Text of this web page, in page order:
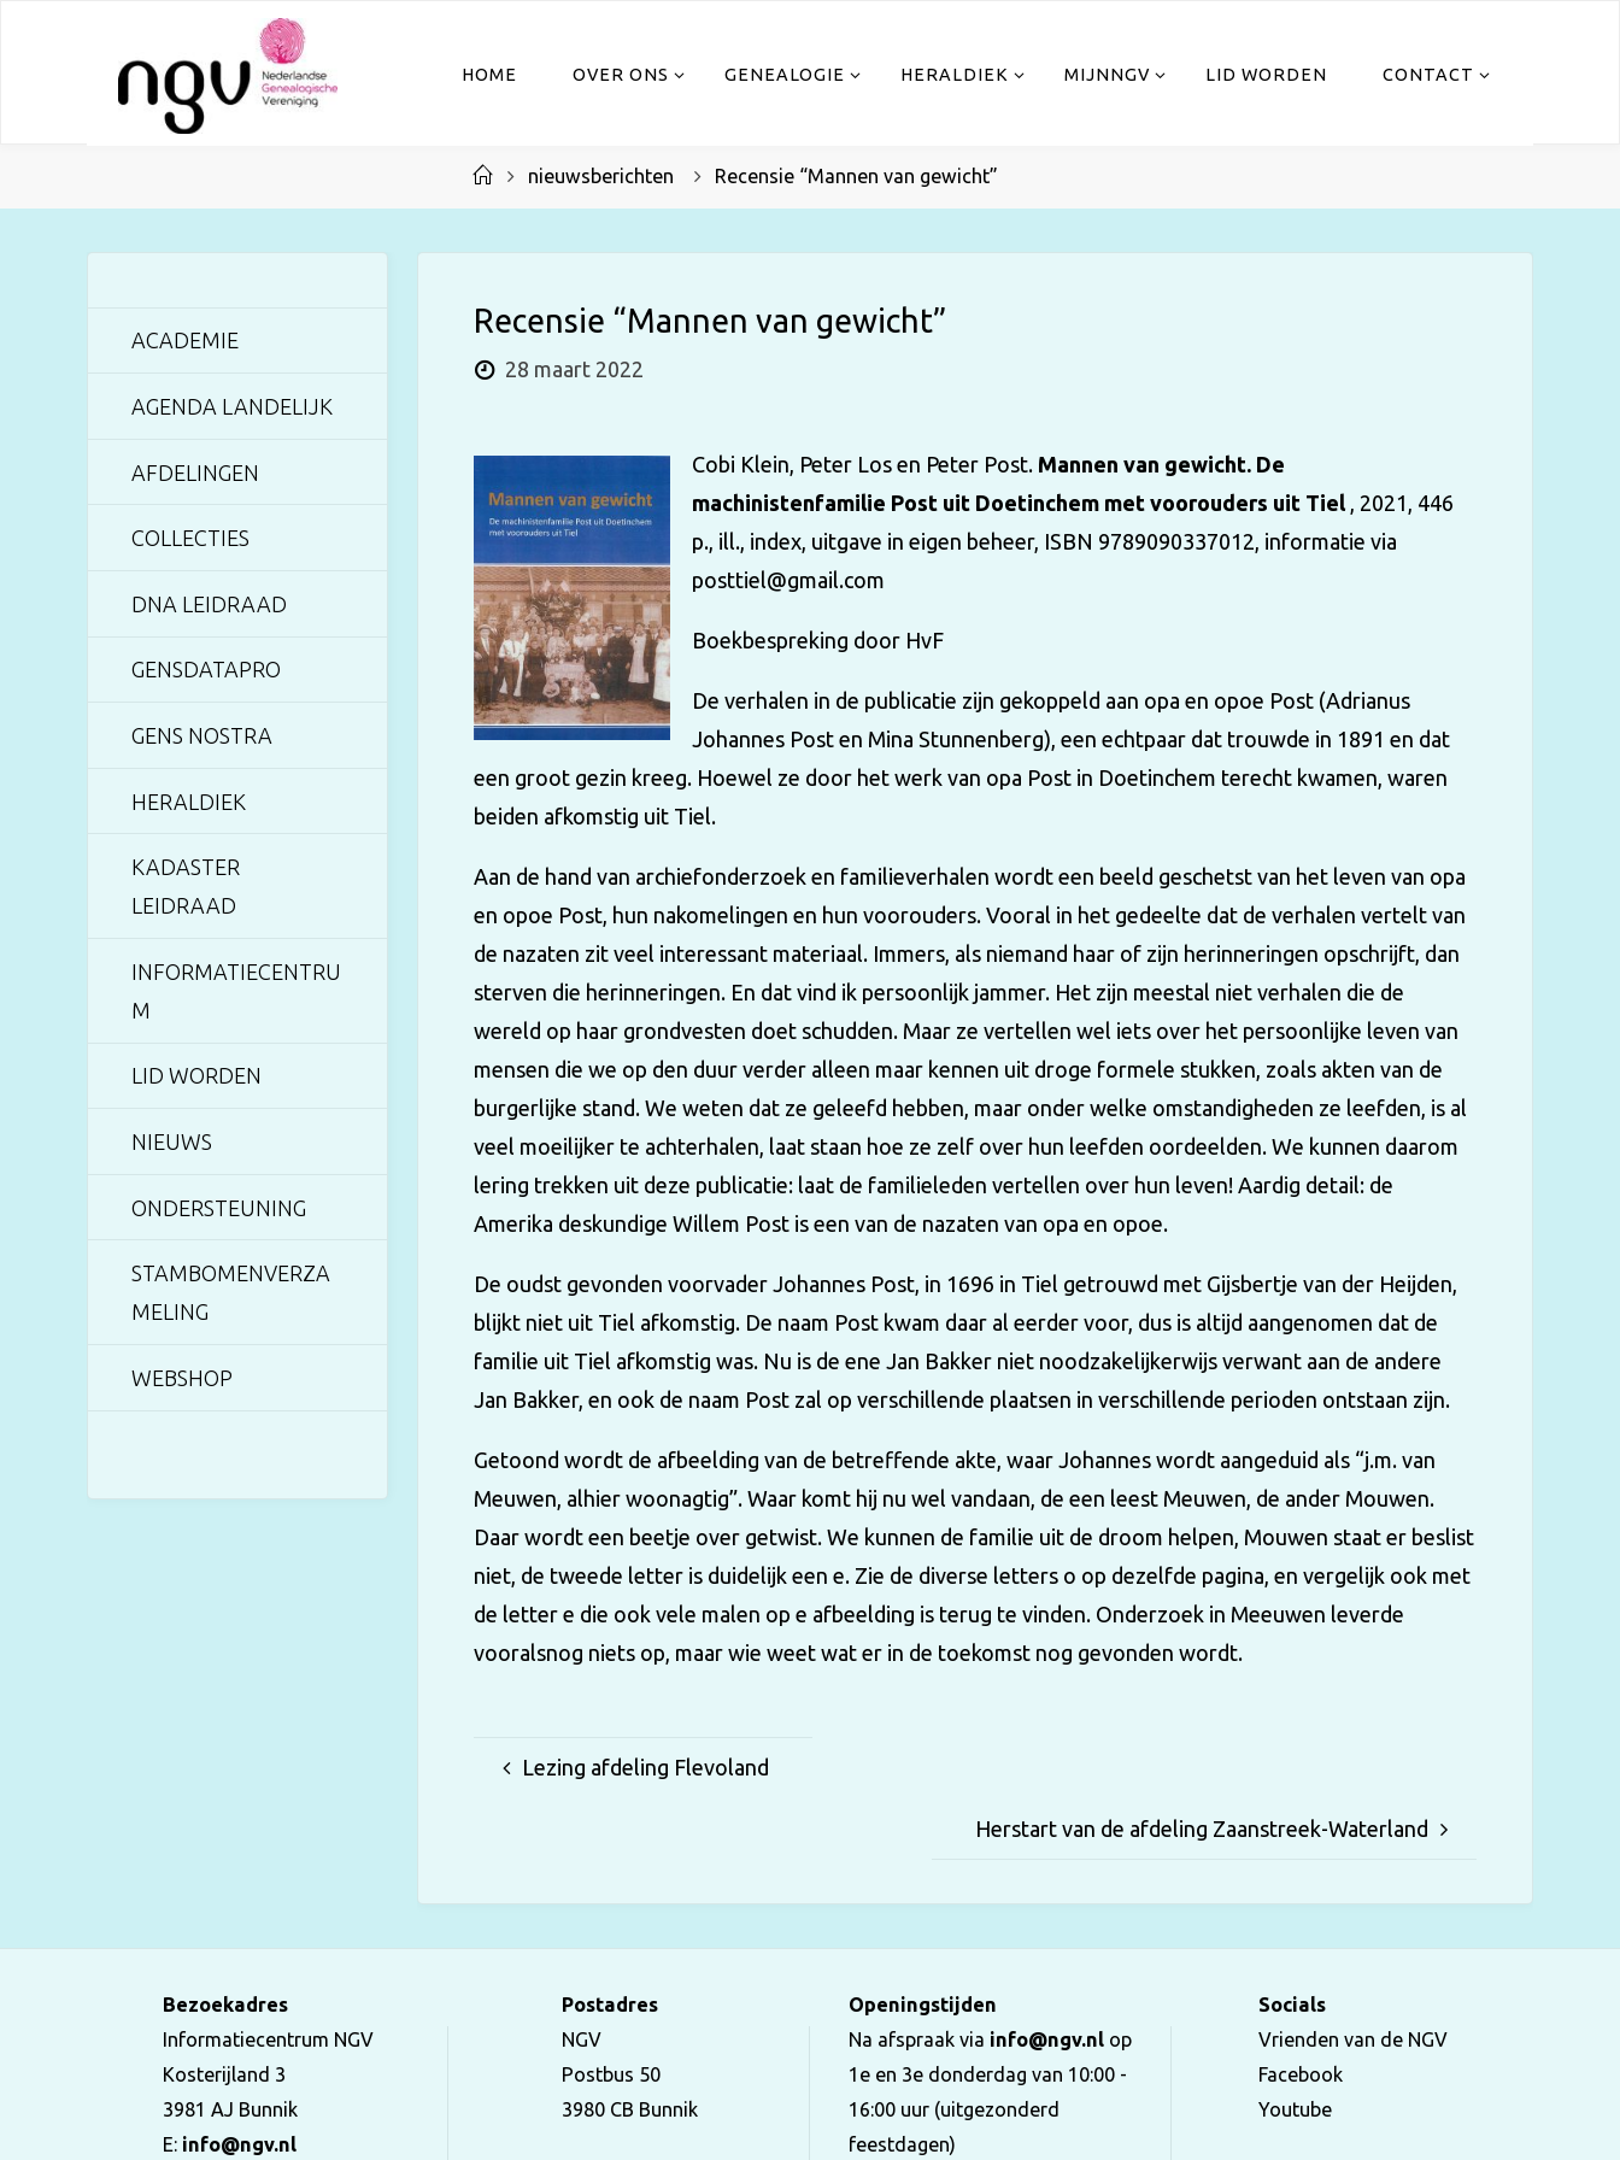
HOME OVER ONS GENEALOGIE HERALDIEK MIJNNGV LID WORDEN CONTACT
Homenieuwsberichten Recensie “Mannen van gewicht”
Recensie “Mannen van gewicht”
28 maart 2022
Cobi Klein, Peter Los en Peter Post. Mannen van gewicht. De
machinistenfamilie Post uit Doetinchem met voorouders uit Tiel , 2021, 446
p., ill., index, uitgave in eigen beheer, ISBN 9789090337012, informatie via
posttiel@gmail.com
Boekbespreking door HvF
De verhalen in de publicatie zijn gekoppeld aan opa en opoe Post (Adrianus
Johannes Post en Mina Stunnenberg), een echtpaar dat trouwde in 1891 en dat
een groot gezin kreeg. Hoewel ze door het werk van opa Post in Doetinchem terecht kwamen, waren
beiden afkomstig uit Tiel.
Aan de hand van archiefonderzoek en familieverhalen wordt een beeld geschetst van het leven van opa
en opoe Post, hun nakomelingen en hun voorouders. Vooral in het gedeelte dat de verhalen vertelt van
de nazaten zit veel interessant materiaal. Immers, als niemand haar of zijn herinneringen opschrijft, dan
sterven die herinneringen. En dat vind ik persoonlijk jammer. Het zijn meestal niet verhalen die de
wereld op haar grondvesten doet schudden. Maar ze vertellen wel iets over het persoonlijke leven van
mensen die we op den duur verder alleen maar kennen uit droge formele stukken, zoals akten van de
burgerlijke stand. We weten dat ze geleefd hebben, maar onder welke omstandigheden ze leefden, is al
veel moeilijker te achterhalen, laat staan hoe ze zelf over hun leefden oordeelden. We kunnen daarom
lering trekken uit deze publicatie: laat de familieleden vertellen over hun leven! Aardig detail: de
Amerika deskundige Willem Post is een van de nazaten van opa en opoe.
De oudst gevonden voorvader Johannes Post, in 1696 in Tiel getrouwd met Gijsbertje van der Heijden,
blijkt niet uit Tiel afkomstig. De naam Post kwam daar al eerder voor, dus is altijd aangenomen dat de
familie uit Tiel afkomstig was. Nu is de ene Jan Bakker niet noodzakelijkerwijs verwant aan de andere
Jan Bakker, en ook de naam Post zal op verschillende plaatsen in verschillende perioden ontstaan zijn.
Getoond wordt de afbeelding van de betreffende akte, waar Johannes wordt aangeduid als “j.m. van
Meuwen, alhier woonagtig”. Waar komt hij nu wel vandaan, de een leest Meuwen, de ander Mouwen.
Daar wordt een beetje over getwist. We kunnen de familie uit de droom helpen, Mouwen staat er beslist
niet, de tweede letter is duidelijk een e. Zie de diverse letters o op dezelfde pagina, en vergelijk ook met
de letter e die ook vele malen op e afbeelding is terug te vinden. Onderzoek in Meeuwen leverde
vooralsnog niets op, maar wie weet wat er in de toekomst nog gevonden wordt.
Lezing afdeling Flevoland
Herstart van de afdeling Zaanstreek-Waterland
ACADEMIE
AGENDA LANDELIJK
AFDELINGEN
COLLECTIES
DNA LEIDRAAD
GENSDATAPRO
GENS NOSTRA
HERALDIEK
KADASTER
LEIDRAAD
INFORMATIECENTRU
M
LID WORDEN
NIEUWS
ONDERSTEUNING
STAMBOMENVERZA
MELING
WEBSHOP
Bezoekadres
Informatiecentrum NGV
Kosterijland 3
3981 AJ Bunnik
E: info@ngv.nl
Postadres
NGV
Postbus 50
3980 CB Bunnik
Openingstijden
Na afspraak via info@ngv.nl op
1e en 3e donderdag van 10:00 -
16:00 uur (uitgezonderd
feestdagen)
Socials
Vrienden van de NGV
Facebook
Youtube